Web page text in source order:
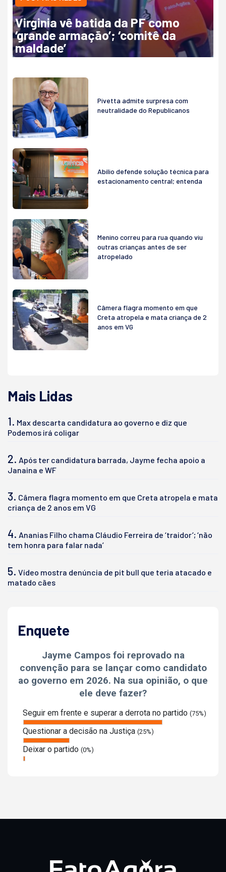
Virginia vê batida da PF como
‘grande armação’; ‘comitê da
maldade’
Pivetta admite surpresa com
neutralidade do Republicanos
Abilio defende solução técnica para
estacionamento central; entenda
Menino correu para rua quando viu
outras crianças antes de ser
atropelado
Câmera flagra momento em que
Creta atropela e mata criança de 2
anos em VG
Mais Lidas
1. Max descarta candidatura ao governo e diz que
Podemos irá coligar
2. Após ter candidatura barrada, Jayme fecha apoio a
Janaina e WF
3. Câmera flagra momento em que Creta atropela e mata
criança de 2 anos em VG
4. Ananias Filho chama Cláudio Ferreira de ‘traidor’; ‘não
tem honra para falar nada’
5. Vídeo mostra denúncia de pit bull que teria atacado e
matado cães
Enquete
Jayme Campos foi reprovado na
convenção para se lançar como candidato
ao governo em 2026. Na sua opinião, o que
ele deve fazer?
Seguir em frente e superar a derrota no partido (75%)
Questionar a decisão na Justiça (25%)
Deixar o partido (0%)